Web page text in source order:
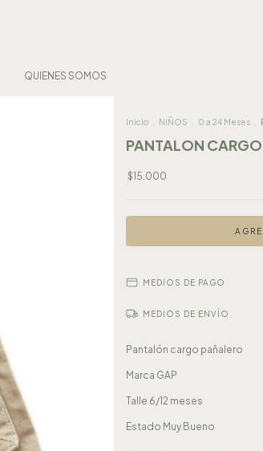
QUIENES SOMOS
Inicio NIÑOS 0 a 24 Meses
PANTALON
$15.000
MEDIOS DE PAGO
MEDIOS DE ENVÍO
Pantalón cargo pañalero
Marca GAP
Talle 6/12 meses
Estado Muy Bueno